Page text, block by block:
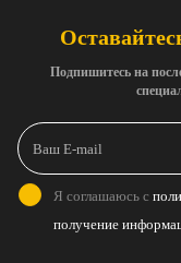
Подпишитесь на
Я соглашаюсь с
получение